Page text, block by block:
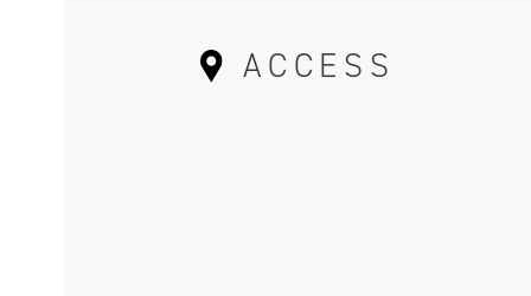
ACCESS